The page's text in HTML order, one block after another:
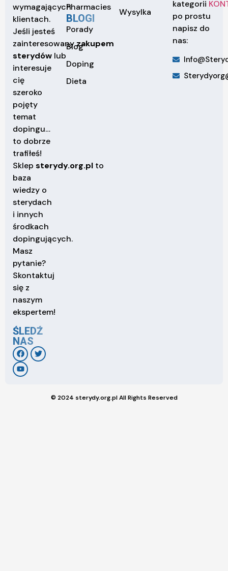
wymagających
klientach.
Jeśli jesteś
zainteresowanyzakupem
sterydów lub
interesuje
cię
szeroko
pojęty
temat
dopingu…
to dobrze
trafiłeś!
Sklep sterydy.org.pl to
baza
wiedzy o
sterydach
i innych
środkach
dopingujących.
Masz
pytanie?
Skontaktuj
się z
naszym
ekspertem!
ŚLEDŹ
NAS
Pharmacies
BLOGI
Porady
Blog
Doping
Dieta
Wysylka
kategorii
po prostu
napisz do
nas:
© 2024 sterydy.org.pl All Rights Reserved